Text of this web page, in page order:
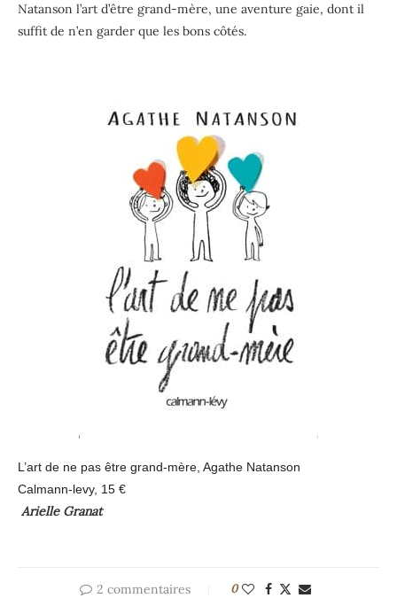
Natanson l’art d’être grand-mère, une aventure gaie, dont il
suffit de n’en garder que les bons côtés.
L’art de ne pas être grand-mère, Agathe Natanson
Calmann-levy, 15 €
Arielle Granat
2 commentaires 0